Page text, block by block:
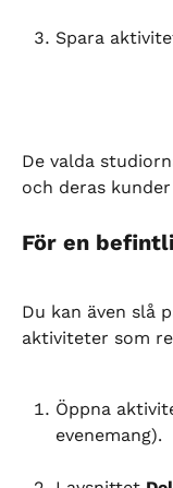
Spara
De valda
och deras
För en
Du kan även slå
aktiviteter som
Öppna
evenemang).